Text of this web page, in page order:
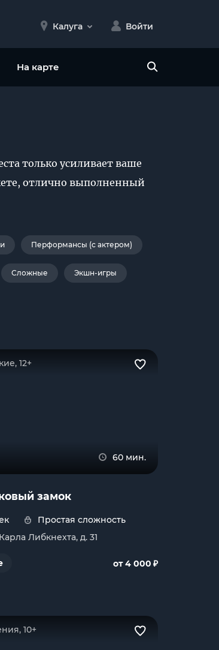
Калуга Войти
На карте
только усиливает ваше
отлично выполненный
Перформансы (с актером)
Сложные Экшн-игры
12+
60 мин.
замок
Простая сложность
Либкнехта, д. 31
от 4 000 ₽
10+